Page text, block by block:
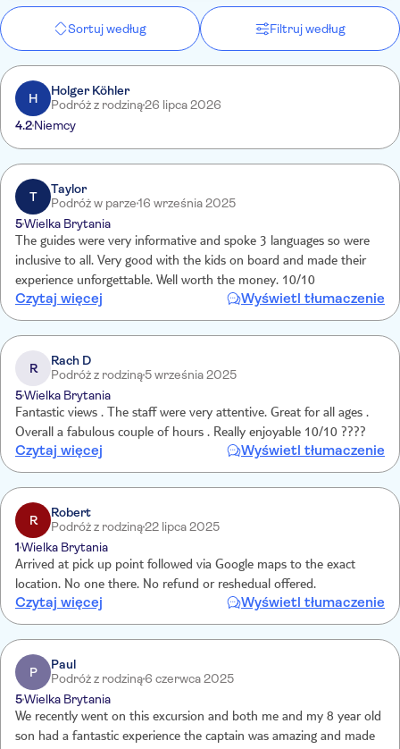
Sortuj według Filtruj według
H
Holger Köhler
Podróż z rodziną26 lipca 2026
4.2Niemcy
T
Taylor
Podróż w parze16 września 2025
5Wielka Brytania
The guides were very informative and spoke 3 languages so were
inclusive to all. Very good with the kids on board and made their
experience unforgettable. Well worth the money. 10/10
Czytaj więcej Wyświetl tłumaczenie
R
Rach D
Podróż z rodziną5 września 2025
5Wielka Brytania
Fantastic views . The staff were very attentive. Great for all ages .
Overall a fabulous couple of hours . Really enjoyable 10/10 ????
Czytaj więcej Wyświetl tłumaczenie
R
Robert
Podróż z rodziną22 lipca 2025
1Wielka Brytania
Arrived at pick up point followed via Google maps to the exact
location. No one there. No refund or reshedual offered.
Czytaj więcej Wyświetl tłumaczenie
P
Paul
Podróż z rodziną6 czerwca 2025
5Wielka Brytania
We recently went on this excursion and both me and my 8 year old
son had a fantastic experience the captain was amazing and made